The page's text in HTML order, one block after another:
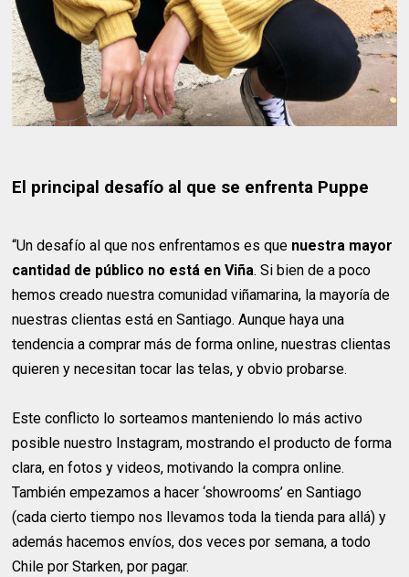
El principal desafío al que se enfrenta Puppe
“Un desafío al que nos enfrentamos es que nuestra mayor
cantidad de público no está en Viña. Si bien de a poco
hemos creado nuestra comunidad viñamarina, la mayoría de
nuestras clientas está en Santiago. Aunque haya una
tendencia a comprar más de forma online, nuestras clientas
quieren y necesitan tocar las telas, y obvio probarse.
Este conflicto lo sorteamos manteniendo lo más activo
posible nuestro Instagram, mostrando el producto de forma
clara, en fotos y videos, motivando la compra online.
También empezamos a hacer ‘showrooms’ en Santiago
(cada cierto tiempo nos llevamos toda la tienda para allá) y
además hacemos envíos, dos veces por semana, a todo
Chile por Starken, por pagar.